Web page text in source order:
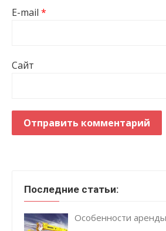
E-mail *
Сайт
Последние статьи:
Особенности